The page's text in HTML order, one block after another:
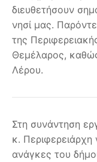
διευθετήσουν
νησί μας.
της
Θεμέλαρος,
Λέρου.
Στη συνάντηση
κ. Περιφερειάρχη
ανάγκες του